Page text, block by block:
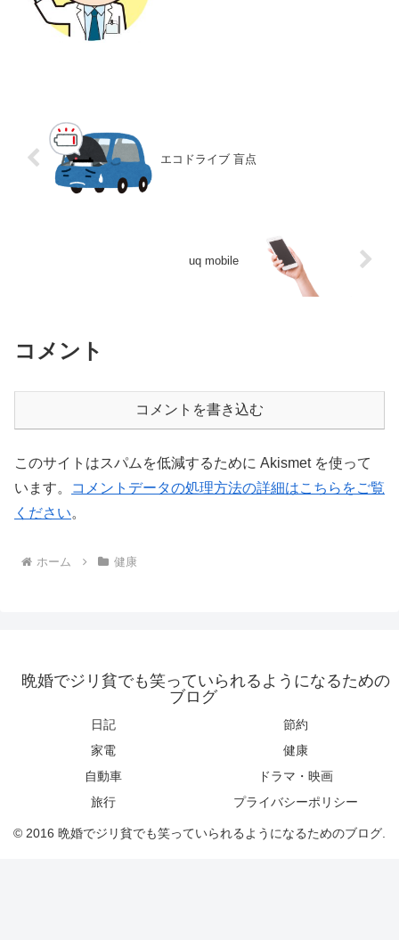
エコドライブ 盲点
uq mobile
コメント
コメントを書き込む
このサイトはスパムを低減するために Akismet を使って
います。
コメントデータの処理方法の詳細はこちらをご覧
ください。
ホーム 健康
晩婚でジリ貧でも笑っていられるようになるための
ブログ
日記
節約
家電
健康
自動車
ドラマ・映画
旅行
プライバシーポリシー
© 2016 晩婚でジリ貧でも笑っていられるようになるためのブログ.